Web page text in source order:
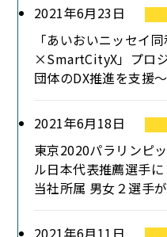
2021年6月23日
「あいおいニッセイ
×SmartCityX」プロ
団体のDX推進を支援
2021年6月18日
東京2020パラリンピ
ル日本代表推薦選手に
当社所属 男女２選手
2021年6月11日